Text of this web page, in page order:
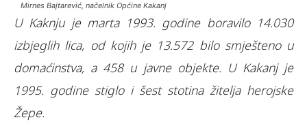
Mirnes Bajtarević, načelnik Općine Kakanj
U Kaknju je marta 1993. godine boravilo 14.030
izbjeglih lica, od kojih je 13.572 bilo smješteno u
domaćinstva, a 458 u javne objekte. U Kakanj je
1995. godine stiglo i šest stotina žitelja herojske
Žepe.